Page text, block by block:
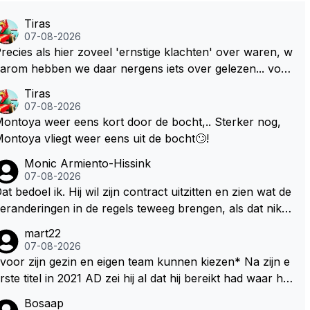
Tiras
07-08-2026
als hier zoveel 'ernstige klachten' over waren, w
hebben we daar nergens iets over gelezen... voor
Tiras
07-08-2026
weer eens kort door de bocht,.. Sterker nog,
vliegt weer eens uit de bocht🙄!
Monic Armiento-Hissink
07-08-2026
bedoel ik. Hij wil zijn contract uitzitten en zien wat de
in de regels teweeg brengen, als dat niks
kiezen en zijn gezin. hij kan dan zelf bepalen aan welk
races hij mee wil doen en is ook vaker thuis. Hij zit dan
niet meer vast aan een contract, wat wel het geval i
mart22
07-08-2026
zijn gezin en eigen team kunnen kiezen* Na zijn e
titel in 2021 AD zei hij al dat hij bereikt had waar hij
Bosaap